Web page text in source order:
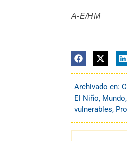
A-E/HM
Archivado en:
El Niño, Mundo,
vulnerables,